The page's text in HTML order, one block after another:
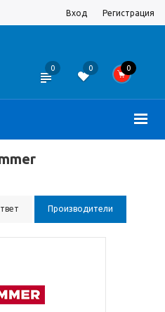
Вход Регистрация
0 0 0
Производители